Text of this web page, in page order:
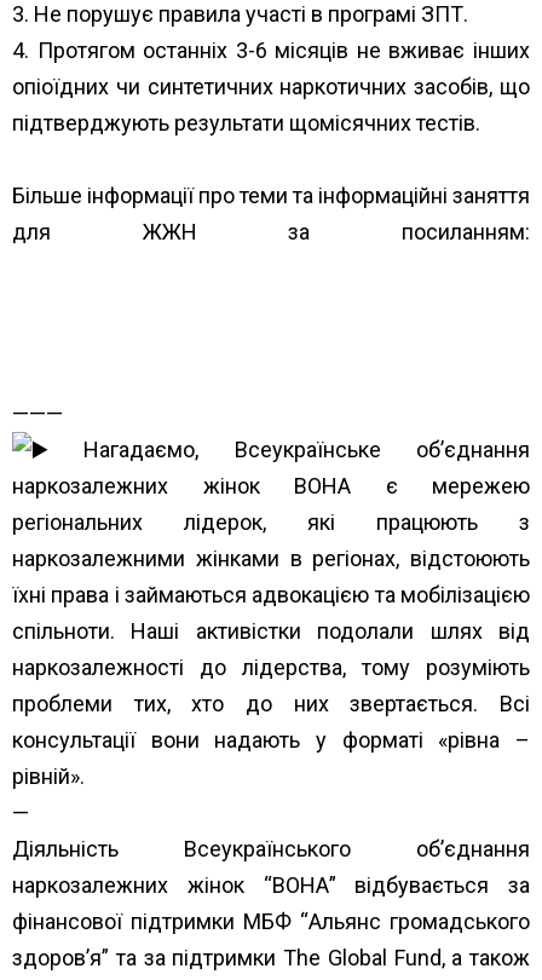
3. Не порушує правила участі в програмі ЗПТ.
4. Протягом останніх 3-6 місяців не вживає інших
опіоїдних чи синтетичних наркотичних засобів, що
підтверджують результати щомісячних тестів.
Більше інформації про теми та інформаційні заняття
для ЖЖН за посиланням:
———
Нагадаємо, Всеукраїнське об’єднання
наркозалежних жінок ВОНА є мережею
регіональних лідерок, які працюють з
наркозалежними жінками в регіонах, відстоюють
їхні права і займаються адвокацією та мобілізацією
спільноти. Наші активістки подолали шлях від
наркозалежності до лідерства, тому розуміють
проблеми тих, хто до них звертається. Всі
консультації вони надають у форматі «рівна –
рівній».
—
Діяльність Всеукраїнського об’єднання
наркозалежних жінок “ВОНА” відбувається за
фінансової підтримки МБФ “Альянс громадського
здоров’я”та за підтримки The Global Fund, а також